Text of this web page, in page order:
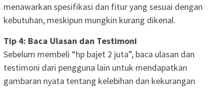
menawarkan spesifikasi dan fitur yang sesuai dengan
kebutuhan, meskipun mungkin kurang dikenal.
Tip 4: Baca Ulasan dan Testimoni
Sebelum membeli “hp bajet 2 juta”, baca ulasan dan
testimoni dari pengguna lain untuk mendapatkan
gambaran nyata tentang kelebihan dan kekurangan